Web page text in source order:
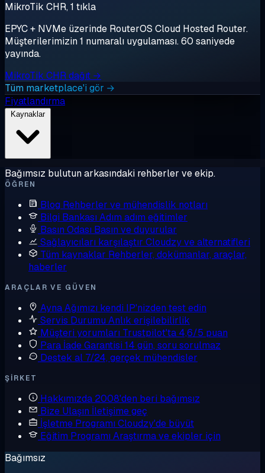
MikroTik CHR, 1 tıkla
EPYC + NVMe üzerinde RouterOS Cloud Hosted Router.
Müşterilerimizin 1 numaralı uygulaması. 60 saniyede
yayında.
MikroTik CHR dağıt →
Tüm marketplace'i gör →
Fiyatlandırma
Kaynaklar
Bağımsız bulutun arkasındaki rehberler ve ekip.
ÖĞREN
Blog Rehberler ve mühendislik notları
Bilgi Bankası Adım adım eğitimler
Basın Odası Basın ve duyurular
Sağlayıcıları karşılaştır Cloudzy ve alternatifleri
Tüm kaynaklar Rehberler, dokümanlar, araçlar,
haberler
ARAÇLAR VE GÜVEN
AynaAğımızı kendi IP'nizden test edin
Servis Durumu Anlık erişilebilirlik
Müşteri yorumları Trustpilot'ta 4,6/5 puan
Para İade Garantisi 14 gün, soru sorulmaz
Destek al 7/24, gerçek mühendisler
ŞIRKET
Hakkımızda 2008'den beri bağımsız
Bize Ulaşın İletişime geç
İşletme Programı Cloudzy'de büyüt
Eğitim Programı Araştırma ve ekipler için
Bağımsız